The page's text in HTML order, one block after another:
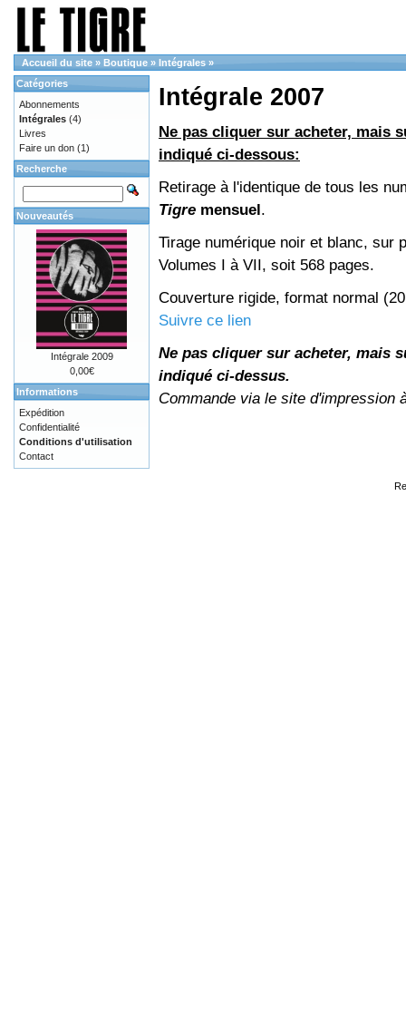
Accueil du site » Boutique » Intégrales »
Intégrale 2007
Ne pas cliquer sur acheter, mais
indiqué ci-dessous:
Retirage à l'identique de tous les
Tigre mensuel.
Tirage numérique noir et blanc, sur
Volumes I à VII, soit 568 pages.
Couverture rigide, format normal
Suivre ce lien
Ne pas cliquer sur acheter, mais
indiqué ci-dessus.
Commande via le site d'impression
Catégories
Abonnements
Intégrales (4)
Livres
Faire un don (1)
Recherche
Nouveautés
Intégrale 2009
0,00€
Informations
Expédition
Confidentialité
Conditions d'utilisation
Contact